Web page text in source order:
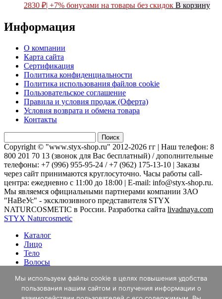
2830 ₽| +7% бонусами на товары без скидок В корзину
Информация
О компании
Карта сайта
Сертификация
Политика конфиденциальности
Политика использования файлов cookie
Пользовательское соглашение
Правила и условия продаж (Оферта)
Условия возврата и обмена товара
Контакты
Copyright © "www.styx-shop.ru" 2012-2026 гг | Наш телефон: 8
800 201 70 13 (звонок для Вас бесплатный) / дополнительные
телефоны: +7 (996) 955-95-24 / +7 (962) 175-13-10 | Заказы
через сайт принимаются круглосуточно. Часы работы call-
центра: ежедневно с 11:00 до 18:00 | E-mail: info@styx-shop.ru.
Мы являемся официальными партнерами компании ЗАО
"НаВеУс" - эксклюзивного представителя STYX
NATURCOSMETIC в России. Разработка сайта livadnaya.com
STYX Naturcosmetic
Каталог
Лицо
Тело
Волосы
Личный кабинет
Акции
Мы используем файлы cookie в целях повышения удобства
пользования нашим сайтом и получения информации о